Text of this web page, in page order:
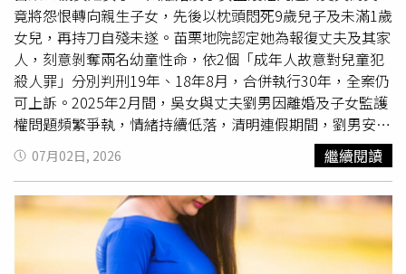
發生憾事，懷疑生母涉嫌刻意隱瞞孩子狀況及長期疏於照
顧，甚至女嬰的祖父母也不知道家中還有這名幼女。目前，
檢方已依相關罪嫌起訴陳姓婦人，女嬰的2名手足則由社政
單位緊急安置，後續將持續追蹤照顧情形。◎尊重身體自主
權，請撥打113、110。◎若自身或旁人遭受身體精神虐
待、性騷擾、性侵害，請打110報案再打113找社工
竟將怨恨轉向親生子女，先後以枕頭悶死9歲兒子及未滿1歲
女兒，再持刀自殘未遂。苗栗地院認定她為報復丈夫及其家
人，刻意剝奪兩名幼童性命，依2個「成年人故意對兒童犯
殺人罪」分別判刑19年、18年8月，合併執行30年，全案仍
可上訴。2025年2月間，吳女與丈夫劉男因離婚及子女監護
權問題頻繁爭執，情緒持續低落，清明連假期間，劉男安排
兩名子女到祖父母家暫住，假期結束後，吳女僅帶回與前夫
所生的9歲兒子，與現任丈夫所生、未滿1歲的女兒則留在婆
家照顧。判決指出，吳女因不滿丈夫及婆家，萌生攜子女共
赴黃泉的念頭。4月7日清晨，她趁9歲兒子熟睡時，以枕頭
將其悶死；隨後再前往保母家接回女嬰
，返家後以相同方式
奪走女兒性命。犯案後，她持水果刀割頸、割腕並刺向左胸
07月02日, 2026 繼續閱讀